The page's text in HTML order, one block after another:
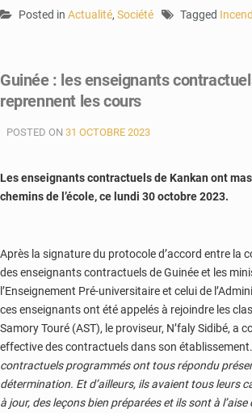
Posted in Actualité, Société Tagged
Guinée : les enseignants
reprennent les cours
POSTED ON 31 OCTOBRE 2023
Les enseignants contractuels de Kankan ont
chemins de l’école, ce lundi 30 octobre 2023.
Après la signature du protocole d’accord entre la
des enseignants contractuels de Guinée et les
l’Enseignement Pré-universitaire et celui de
ces enseignants ont été appelés à rejoindre les
Samory Touré (AST), le proviseur, N’faly Sidibé, a
effective des contractuels dans son
contractuels programmés ont tous répondu
détermination. Et d’ailleurs, ils avaient tous leurs
à jour, des leçons bien préparées et ils sont à